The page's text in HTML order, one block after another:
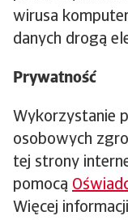
wirusa
danych drogą
Prywatność
Wykorzystanie
osobowych
tej strony
pomocą
Więcej